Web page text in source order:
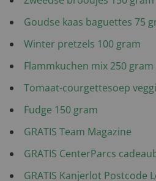
Goudse kaas baguettes 75
Winter pretzels 100 gram
Flammkuchen mix 250 gram
Tomaat-courgettesoep
Fudge 150 gram
GRATIS Team Magazine
GRATIS CenterParcs
GRATIS Kanjerlot Postcode